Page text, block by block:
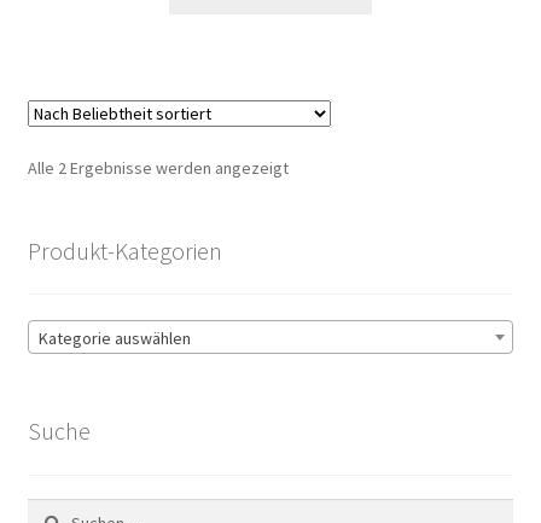
Alle 2 Ergebnisse werden angezeigtNach
Produkt-Kategorien
Kategorie auswählen
Suche
Suchen